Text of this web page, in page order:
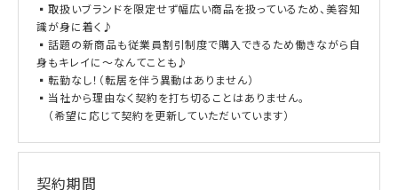
▪取扱いブランドを限定せず幅広い商品を扱っているため、美容知
識が身に着く♪
▪話題の新商品も従業員割引制度で購入できるため働きながら自
身もキレイに～なんてことも♪
▪転勤なし！（転居を伴う異動はありません）
▪当社から理由なく契約を打ち切ることはありません。
（希望に応じて契約を更新していただいています）
契約期間